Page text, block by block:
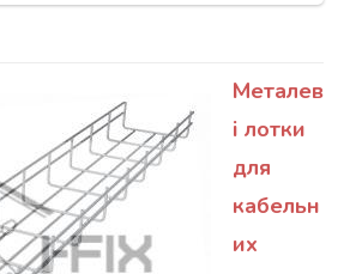
Металев
і лотки
для
кабельн
их